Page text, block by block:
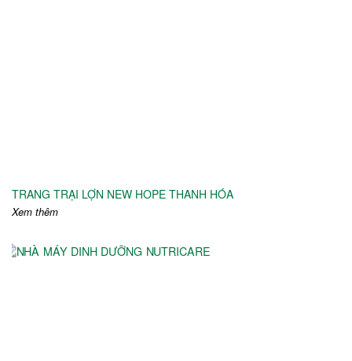
TRANG TRẠI LỢN NEW HOPE THANH HÓA
Xem thêm